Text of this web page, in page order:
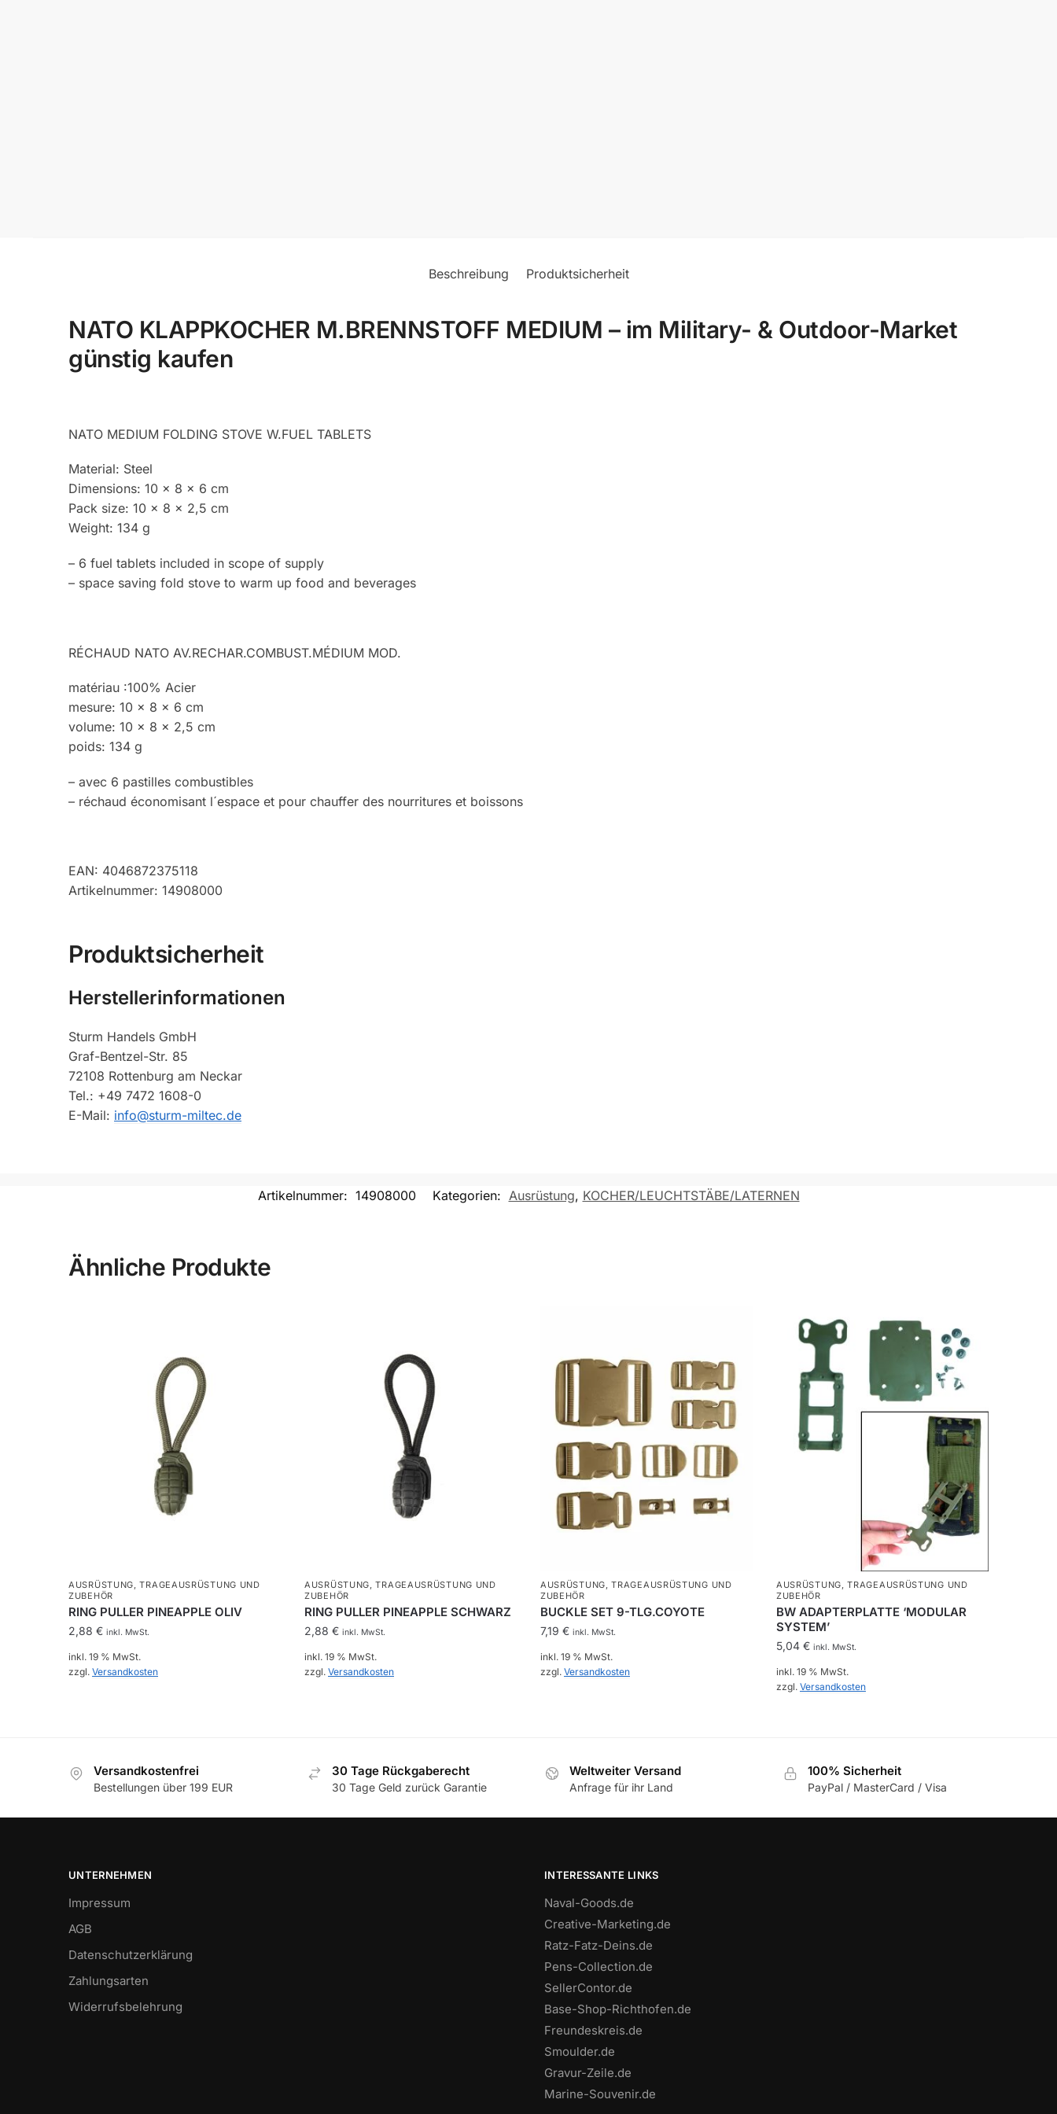
Beschreibung Produktsicherheit
NATO KLAPPKOCHER M.BRENNSTOFF MEDIUM – im Military- & Outdoor-Market
günstig kaufen
NATO MEDIUM FOLDING STOVE W.FUEL TABLETS
Material: Steel
Dimensions: 10 x 8 x 6 cm
Pack size: 10 x 8 x 2,5 cm
Weight: 134 g
– 6 fuel tablets included in scope of supply
– space saving fold stove to warm up food and beverages
RÉCHAUD NATO AV.RECHAR.COMBUST.MÉDIUM MOD.
matériau :100% Acier
mesure: 10 x 8 x 6 cm
volume: 10 x 8 x 2,5 cm
poids: 134 g
– avec 6 pastilles combustibles
– réchaud économisant l´espace et pour chauffer des nourritures et boissons
EAN: 4046872375118
Artikelnummer: 14908000
Produktsicherheit
Herstellerinformationen
Sturm Handels GmbH
Graf-Bentzel-Str. 85
72108 Rottenburg am Neckar
Tel.: +49 7472 1608-0
E-Mail: info@sturm-miltec.de
Artikelnummer: 14908000 Kategorien: Ausrüstung, KOCHER/LEUCHTSTÄBE/LATERNEN
Ähnliche Produkte
AUSRÜSTUNG ,TRAGEAUSRÜSTUNG UND
ZUBEHÖR
RING PULLER PINEAPPLE OLIV
2,88€ inkl. MwSt.
inkl. 19 % MwSt.
zzgl.Versandkosten
AUSRÜSTUNG ,TRAGEAUSRÜSTUNG UND
ZUBEHÖR
RING PULLER PINEAPPLE SCHWARZ
2,88 € inkl. MwSt.
inkl. 19 % MwSt.
zzgl. Versandkosten
AUSRÜSTUNG ,TRAGEAUSRÜSTUNG UND
ZUBEHÖR
BUCKLE SET 9-TLG.COYOTE
7,19 € inkl. MwSt.
inkl. 19 % MwSt.
zzgl. Versandkosten
AUSRÜSTUNG ,TRAGEAUSRÜSTUNG UND
ZUBEHÖR
BW ADAPTERPLATTE ‘MODULAR
SYSTEM’
5,04 € inkl. MwSt.
inkl. 19 % MwSt.
zzgl. Versandkosten
Versandkostenfrei
Bestellungen über 199 EUR
30 Tage Rückgaberecht
30 Tage Geld zurück Garantie
Weltweiter Versand
Anfrage für ihr Land
100% Sicherheit
PayPal / MasterCard / Visa
UNTERNEHMEN
Impressum
AGB
Datenschutzerklärung
Zahlungsarten
Widerrufsbelehrung
INTERESSANTE LINKS
Naval-Goods.de
Creative-Marketing.de
Ratz-Fatz-Deins.de
Pens-Collection.de
SellerContor.de
Base-Shop-Richthofen.de
Freundeskreis.de
Smoulder.de
Gravur-Zeile.de
Marine-Souvenir.de